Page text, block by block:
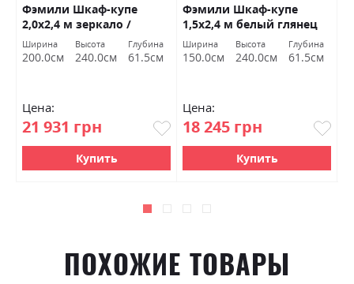
Фэмили Шкаф-купе
2,0х2,4 м зеркало /
белый глянец Миромарк
Ширина
200.0см
Высота
240.0см
Глубина
61.5см
Цена:
21 931 грн
Купить
Фэмили Шкаф-купе
1,5х2,4 м белый глянец
Миромарк
Ширина
150.0см
Высота
240.0см
Глубина
61.5см
Цена:
18 245 грн
Купить
ПОХОЖИЕ ТОВАРЫ